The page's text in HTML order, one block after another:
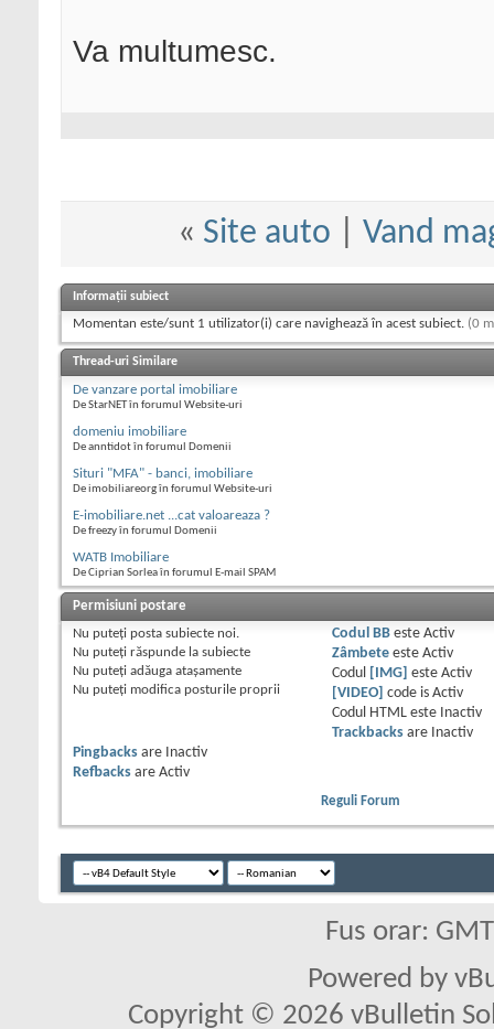
Va multumesc.
« Site auto Vand
Informații subiect
Momentan este/sunt 1 utilizator(i) care navighează în acest subiect. (0
Thread-uri Similare
De vanzare portal imobiliare
De StarNET în forumul Website-uri
domeniu imobiliare
De anntidot în forumul Domenii
Situri "MFA" - banci, imobiliare
De imobiliareorg în forumul Website-uri
E-imobiliare.net ...cat valoareaza ?
De freezy în forumul Domenii
WATB Imobiliare
De Ciprian Sorlea în forumul E-mail SPAM
Permisiuni postare
Nu puteţi posta subiecte noi.
Nu puteţi răspunde la subiecte
Nu puteţi adăuga ataşamente
Nu puteţi modifica posturile proprii
Codul BBeste Activ
Zâmbeteeste Activ
Codul
[IMG] este Activ
[VIDEO]
code is Activ
Codul HTML este
Inactiv
Trackbacksare
Inactiv
Pingbacks are
Inactiv
Refbacks are Activ
Reguli Forum
Fus orar:
Powered by
Copyright © 2026 vBulletin